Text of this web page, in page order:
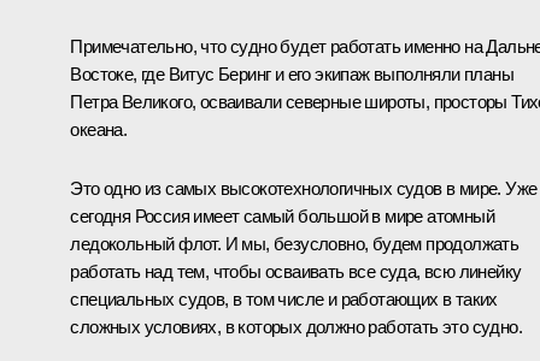
Примечательно, что судно будет работать именно на
Востоке, где Витус Беринг и его экипаж выполняли планы
Петра Великого, осваивали северные широты, просторы
океана.
Это одно из самых высокотехнологичных судов в мире. Уже
сегодня Россия имеет самый большой в мире атомный
ледокольный флот. И мы, безусловно, будем продолжать
работать над тем, чтобы осваивать все суда, всю линейку
специальных судов, в том числе и работающих в таких
сложных условиях, в которых должно работать это судно.